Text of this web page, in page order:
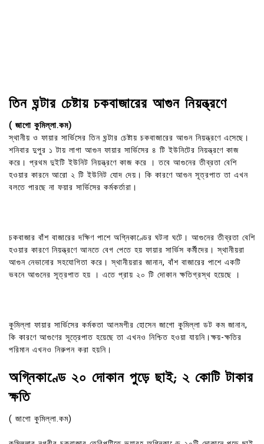
তিন ঘন্টার চেষ্টায় চকবাজারের আগুন নিয়ন্ত্রণে
( জাগো কুমিল্লা.কম)
স্থানীয় ও ফায়ার সার্ভিসের তিন ঘন্টার চেষ্টায় চকবাজারের আগুন নিয়ন্ত্রণে এসেছে।
শনিবার দুপুর ১ টায় লাগা আগুন ফায়ার সার্ভিসের ৪ টি ইউনিটের নিয়ন্ত্রণে কাজ
করে। প্রথম দুইটি ইউনিট নিয়ন্ত্রণে কাজ করে । তবে আগুনের তীব্রতা বেশি
হওয়ার কারনে আরো ২ টি ইউনিট যোদ দেয়। কি কারণে আগুন সূত্রপাত তা এখন
বলতে পারছে না ফয়ার সার্ভিসের কর্মকর্তারা।
চকবাজার বাঁশ বাজারের দক্ষিণ পাশে অগ্নিকাণ্ডের ঘটনা ঘটে। আগুনের তীব্রতা বেশি
হওয়ার কারণে নিয়ন্ত্রণে আনতে বেগ পেতে হয় ফায়ার সার্ভিস কর্মীদের। স্থানীয়রা
আগুন নেভানোর সহযোগিতা করে। স্থানীয়রার জানান, বাঁশ বাজারের পাশে একটি
ভবনে আগুনের সূত্রপাত হয় । এতে প্রায় ২০ টি দোকান ক্ষতিগ্রস্থ হয়েছে ।
কুমিল্লা ফায়ার সার্ভিসের কর্মকতা আলমগীর হোসেন জাগো কুমিল্লা ডট কম জানান,
কি কারণে আগুণের সূত্রেপাত হয়েছে তা এখনও নিশ্চিত হওয়া যায়নি।ক্ষয়-ক্ষতির
পরিমান এখনও নিরুপন করা হয়নি।
অগ্নিকাণ্ডে ২০ দোকান পুড়ে ছাই; ২ কোটি টাকার
ক্ষতি
( জাগো কুমিল্লা.কম)